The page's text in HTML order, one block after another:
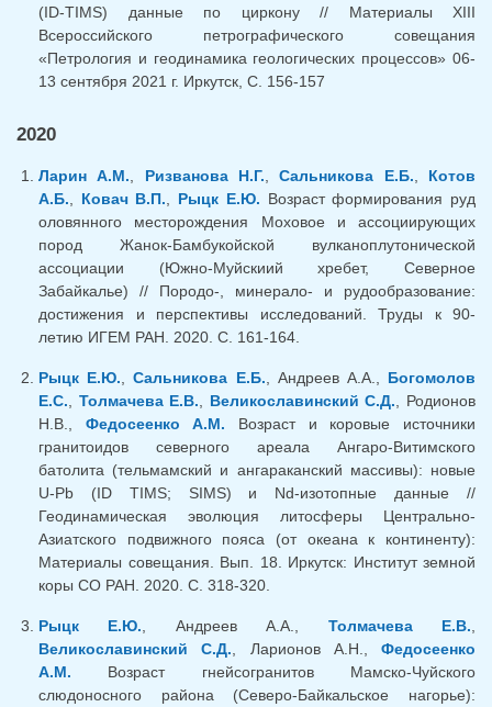
(ID-TIMS) данные по циркону // Материалы XIII
Всероссийского петрографического совещания
«Петрология и геодинамика геологических процессов» 06-
13 сентября 2021 г. Иркутск, С. 156-157
2020
Ларин А.М. Ризванова Н.Г. ,Сальникова Е.Б.
Котов
А.Б.
Ковач В.П. Рыцк Е.Ю. Возраст формирования руд
оловянного месторождения Моховое и ассоциирующих
пород Жанок-Бамбукойской вулканоплутонической
ассоциации (Южно-Муйскиий хребет, Северное
Забайкалье) // Породо-, минерало- и рудообразование:
достижения и перспективы исследований. Труды к 90-
летию ИГЕМ РАН. 2020. С. 161-164.
Рыцк Е.Ю. ,Сальникова Е.Б. , Андреев А.А., Богомолов
Е.С.
Толмачева Е.В. Великославинский С.Д. , Родионов
Н.В., Федосеенко А.М. Возраст и коровые источники
гранитоидов северного ареала Ангаро-Витимского
батолита (тельмамский и ангараканский массивы): новые
U-Pb (ID TIMS; SIMS) и Nd-изотопные данные //
Геодинамическая эволюция литосферы Центрально-
Азиатского подвижного пояса (от океана к континенту):
Материалы совещания. Вып. 18. Иркутск: Институт земной
коры СО РАН. 2020. С. 318-320.
Рыцк Е.Ю. , Андреев А.А., Толмачева Е.В.
Великославинский С.Д. , Ларионов А.Н., Федосеенко
А.М. Возраст гнейсогранитов Мамско-Чуйского
слюдоносного района (Северо-Байкальское нагорье):